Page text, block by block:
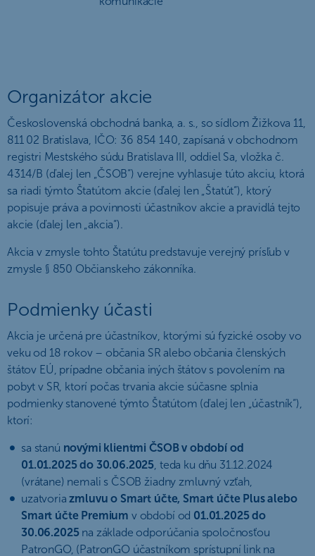
Organizátor akcie
Československá obchodná banka, a. s., so sídlom Žižkova 11,
811 02 Bratislava, IČO: 36 854 140, zapísaná v obchodnom
registri Mestského súdu Bratislava III, oddiel Sa, vložka č.
4314/B (ďalej len „ČSOB“) verejne vyhlasuje túto akciu, ktorá
sa riadi týmto Štatútom akcie (ďalej len „Štatút“), ktorý
popisuje práva a povinnosti účastníkov akcie a pravidlá tejto
akcie (ďalej len „akcia“).
Akcia v zmysle tohto Štatútu predstavuje verejný prísľub v
zmysle § 850 Občianskeho zákonníka.
Podmienky účasti
Akcia je určená pre účastníkov, ktorými sú fyzické osoby vo
veku od 18 rokov – občania SR alebo občania členských
štátov EÚ, prípadne občania iných štátov s povolením na
pobyt v SR, ktorí počas trvania akcie súčasne splnia
podmienky stanovené týmto Štatútom (ďalej len „účastník“),
ktorí:
sa stanú novými klientmi ČSOB v období od
01.01.2025 do 30.06.2025, teda ku dňu 31.12.2024
(vrátane) nemali s ČSOB žiadny zmluvný vzťah,
uzatvoriazmluvu o Smart účte, Smart účte Plus alebo
Smart účte Premium v období od 01.01.2025 do
30.06.2025na základe odporúčania spoločnosťou
PatronGO, (PatronGO účastníkom sprístupní link na